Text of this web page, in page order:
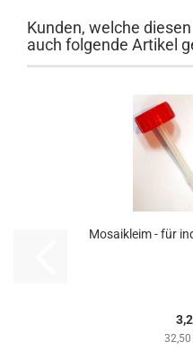
Kunden, welche
auch folgende Artikel
Mosaikleim - für
32,50